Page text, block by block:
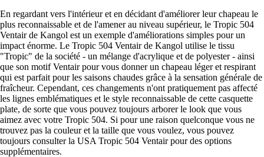
En regardant vers l'intérieur et en décidant d'améliorer leur chapeau le
plus reconnaissable et de l'amener au niveau supérieur, le Tropic 504
Ventair de Kangol est un exemple d'améliorations simples pour un
impact énorme. Le Tropic 504 Ventair de Kangol utilise le tissu
"Tropic" de la société - un mélange d'acrylique et de polyester - ainsi
que son motif Ventair pour vous donner un chapeau léger et respirant
qui est parfait pour les saisons chaudes grâce à la sensation générale de
fraîcheur. Cependant, ces changements n'ont pratiquement pas affecté
les lignes emblématiques et le style reconnaissable de cette casquette
plate, de sorte que vous pouvez toujours arborer le look que vous
aimez avec votre Tropic 504. Si pour une raison quelconque vous ne
trouvez pas la couleur et la taille que vous voulez, vous pouvez
toujours consulter la USA Tropic 504 Ventair pour des options
supplémentaires.